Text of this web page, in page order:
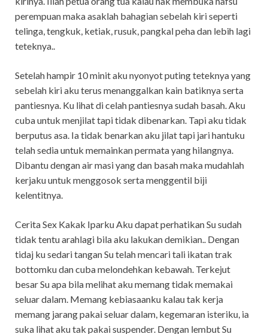
perempuan maka asaklah bahagian sebelah kiri seperti
telinga, tengkuk, ketiak, rusuk, pangkal peha dan lebih lagi
teteknya..
Setelah hampir 10 minit aku nyonyot puting teteknya yang
sebelah kiri aku terus menanggalkan kain batiknya serta
pantiesnya. Ku lihat di celah pantiesnya sudah basah. Aku
cuba untuk menjilat tapi tidak dibenarkan. Tapi aku tidak
berputus asa. Ia tidak benarkan aku jilat tapi jari hantuku
telah sedia untuk memainkan permata yang hilangnya.
Dibantu dengan air masi yang dan basah maka mudahlah
kerjaku untuk menggosok serta menggentil biji
kelentitnya.
Cerita Sex Kakak Iparku Aku dapat perhatikan Su sudah
tidak tentu arahlagi bila aku lakukan demikian.. Dengan
tidaj ku sedari tangan Su telah mencari tali ikatan trak
bottomku dan cuba melondehkan kebawah. Terkejut
besar Su apa bila melihat aku memang tidak memakai
seluar dalam. Memang kebiasaanku kalau tak kerja
memang jarang pakai seluar dalam, kegemaran isteriku, ia
suka lihat aku tak pakai suspender. Dengan lembut Su